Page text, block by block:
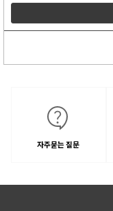
자주묻는 질문